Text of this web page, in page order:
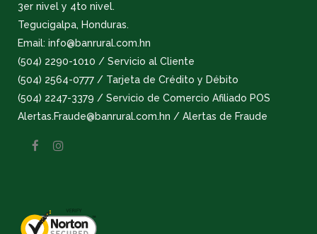
3er nivel y 4to nivel.
Tegucigalpa, Honduras.
Email: info@banrural.com.hn
(504) 2290-1010 / Servicio al Cliente
(504) 2564-0777 / Tarjeta de Crédito y Débito
(504) 2247-3379 / Servicio de Comercio Afiliado POS
Alertas.Fraude@banrural.com.hn / Alertas de Fraude